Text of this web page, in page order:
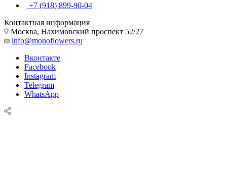
+7 (918) 899-90-04
Контактная информация
Москва, Нахимовский проспект 52/27
info@monoflowers.ru
Вконтакте
Facebook
Instagram
Telegram
WhatsApp